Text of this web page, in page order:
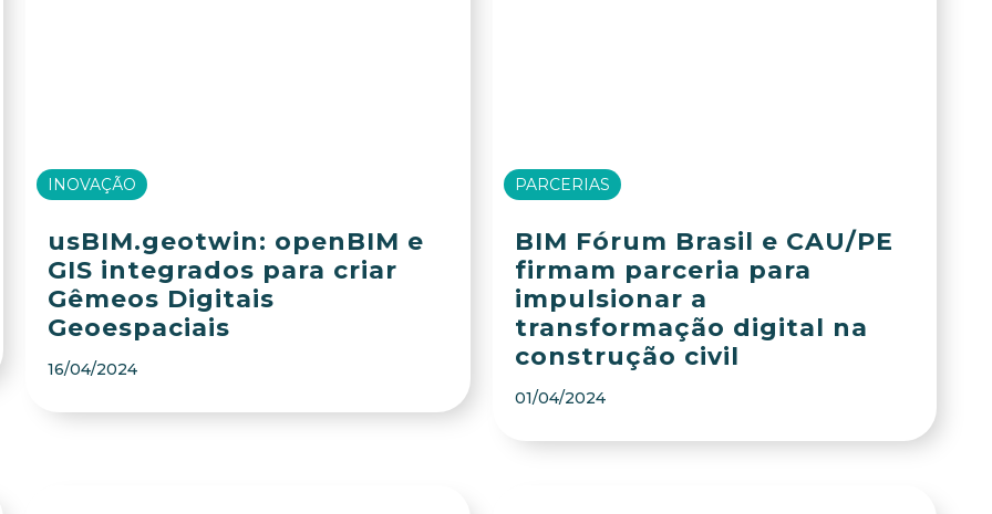
INOVAÇÃO
usBIM.geotwin: openBIM e
GIS integrados para criar
Gêmeos Digitais
Geoespaciais
16/04/2024
PARCERIAS
BIM Fórum Brasil e CAU/PE
firmam parceria para
impulsionar a
transformação digital na
construção civil
01/04/2024